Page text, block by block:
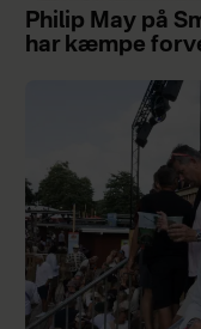
Philip May på
har kæmpe